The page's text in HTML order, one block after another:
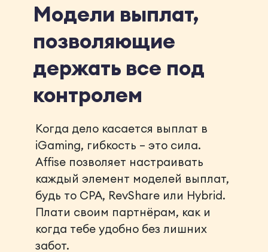
Модели выплат,
позволяющие
держать все под
контролем
Когда дело касается выплат в
iGaming, гибкость – это сила.
Affise позволяет настраивать
каждый элемент моделей выплат,
будь то CPA, RevShare или Hybrid.
Плати своим партнёрам, как и
когда тебе удобно без лишних
забот.